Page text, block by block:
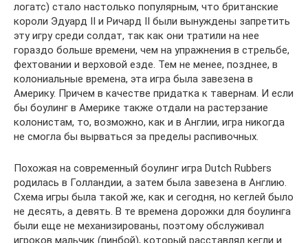
логатс) стало настолько популярным, что британские
короли Эдуард II и Ричард II были вынуждены запретить
эту игру среди солдат, так как они тратили на нее
гораздо больше времени, чем на упражнения в стрельбе,
фехтовании и верховой езде. Тем не менее, позднее, в
колониальные времена, эта игра была завезена в
Америку. Причем в качестве придатка к тавернам. И если
бы боулинг в Америке также отдали на растерзание
колонистам, то, возможно, как и в Англии, игра никогда
не смогла бы вырваться за пределы распивочных.
Похожая на современный боулинг игра Dutch Rubbers
родилась в Голландии, а затем была завезена в Англию.
Схема игры была такой же, как и сегодня, но кеглей было
не десять, а девять. В те времена дорожки для боулинга
были еще не механизированы, поэтому обслуживал
игроков мальчик (пинбой), который расставлял кегли и